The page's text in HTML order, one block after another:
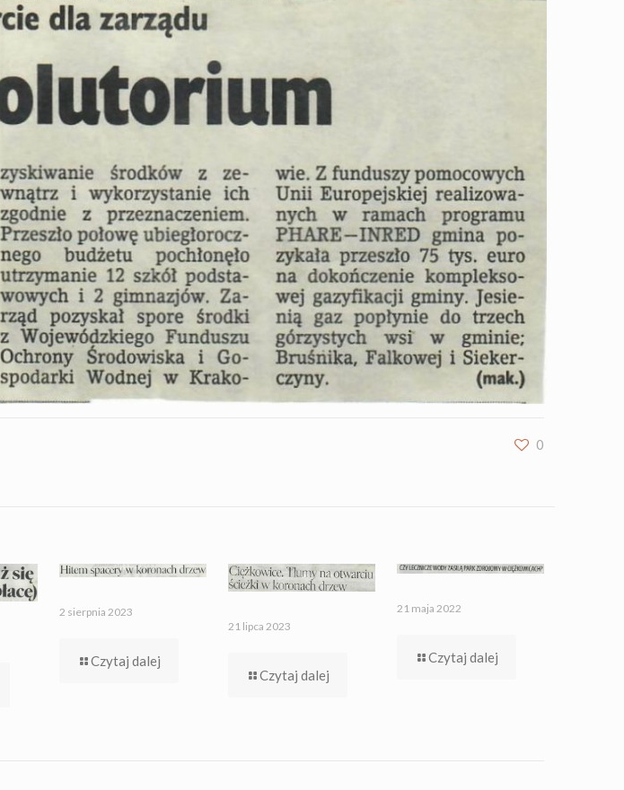
0
2 sierpnia 2023
Czytaj dalej
21 lipca 2023
Czytaj dalej
21 maja 2022
Czytaj dalej